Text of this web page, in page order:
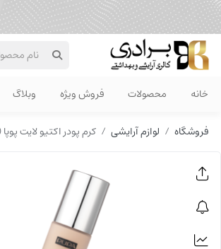
خانه
محصولات فروش ویژه وبلاگ
فروشگاه لوازم آرایشی کرم پودر اکتیو لایت پوپا 020